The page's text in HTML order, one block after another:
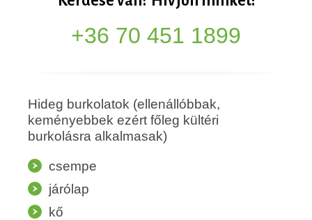
+36 70 451 1899
Hideg burkolatok (ellenállóbbak,
keményebbek ezért főleg kültéri
burkolásra alkalmasak)
csempe
járólap
kő